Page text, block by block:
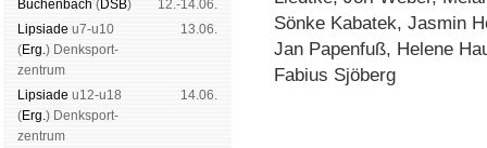
Büchen­bach (DSB)
12.-14.06.
Lipsiade u7-u10
(Erg.) Denk­sport­
zen­trum
13.06.
Lipsiade u12-u18
(Erg.) Denk­sport­
zen­trum
14.06.
Sönke Kabatek, Jasmin
Jan Papenfuß, Helene
Fabius Sjöberg